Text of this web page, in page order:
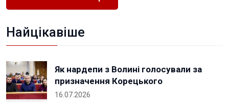
Найцікавіше
Як нардепи з Волині голосували за
призначення Корецького
16.07.2026